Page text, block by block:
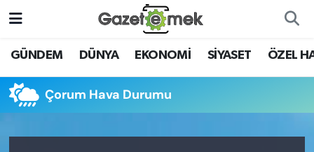
GÜNDEM DÜNYA EKONOMİ SİYASET ÖZEL
Çorum Hava Durumu
DÜNYA
EKONOMİ
Nöbetçi Eczaneler
Hava Durumu